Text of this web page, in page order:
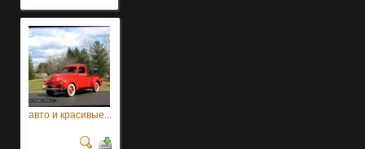
авто и красивые...